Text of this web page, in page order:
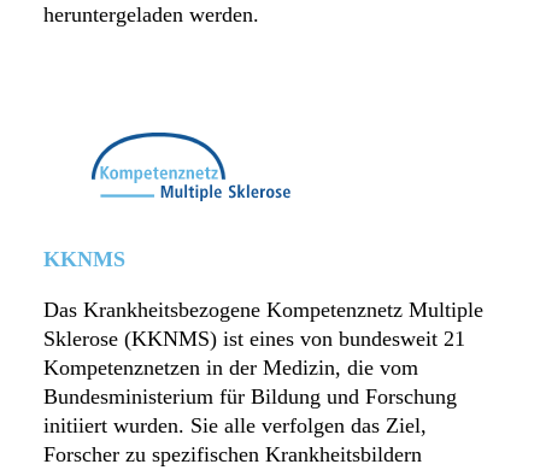
heruntergeladen werden.
KKNMS
Das Krankheitsbezogene Kompetenznetz Multiple
Sklerose (KKNMS) ist eines von bundesweit 21
Kompetenznetzen in der Medizin, die vom
Bundesministerium für Bildung und Forschung
initiiert wurden. Sie alle verfolgen das Ziel,
Forscher zu spezifischen Krankheitsbildern